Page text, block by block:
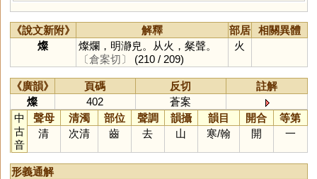
《說文新附》 解釋 部居
相關異體
燦
燦爛，明瀞皃。从火，粲聲。
〔倉案切〕
(210 / 209)
火
《廣韻》 頁碼 反切
註解
燦
402
蒼案
中
古
音
聲母 清濁 部位 聲調 韻攝 韻目 開合
等第
清
次清 齒 去 山 寒/翰 開 一
形義通解